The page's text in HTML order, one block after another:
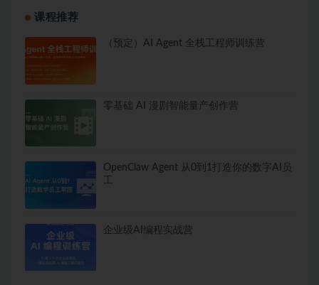
课程推荐
（预定）AI Agent 全栈工程师训练营
零基础 AI 漫剧智能量产创作营
OpenClaw Agent 从0到1打造你的数字AI员
工
企业级AI编程实战营